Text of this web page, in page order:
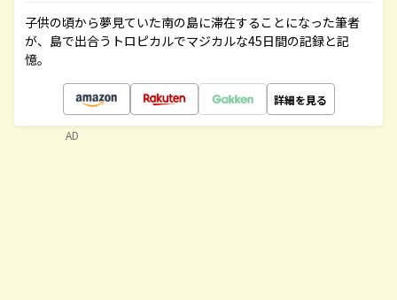
子供の頃から夢見ていた南の島に滞在することになった筆者
が、島で出合うトロピカルでマジカルな45日間の記録と記
憶。
詳細を見る
AD